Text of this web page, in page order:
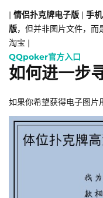
| 情侣扑克牌电子版 | 手
版，但并非图片文件，
淘宝 |
QQpoker官方入口
如何进一步
如果你希望获得电子图片